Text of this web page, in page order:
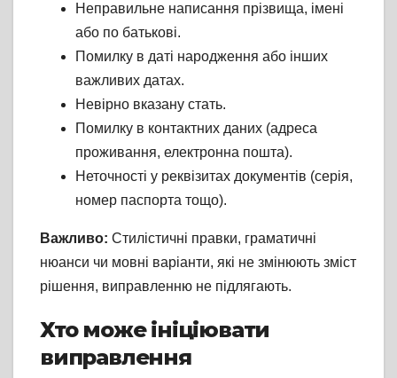
Неправильне написання прізвища, імені
або по батькові.
Помилку в даті народження або інших
важливих датах.
Невірно вказану стать.
Помилку в контактних даних (адреса
проживання, електронна пошта).
Неточності у реквізитах документів (серія,
номер паспорта тощо).
Важливо: Стилістичні правки, граматичні
нюанси чи мовні варіанти, які не змінюють зміст
рішення, виправленню не підлягають.
Хто може ініціювати
виправлення